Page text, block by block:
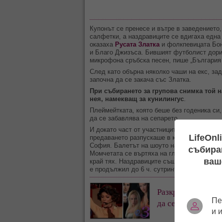
Купонът се пренесе и вътре в
салфетки, а наздравиците се вдигаха
оказаха Русата Златка и фолкпевицата
и Благо Джизъса. Бившият футболист
микрофона сръбска песен, пише „България
След като обърна няколко чаши на екс,
започна да се закача със Златка.
При събирането за групова снимка той
нея, намекващ за кунилингус
Плеймейтката, която беше без годеника
да се забавлява на сепарето.
И докато част от участниците в „Капките“
предаването разпускаше в клуба на
София. Балетът на шоуто направи голям
Момчетата се въртяха на главите си, а
край тях. Наздравиците също не липсваха,
е продължил до 6 ч. сутринта.
Разкрити са
да се докаже в
и